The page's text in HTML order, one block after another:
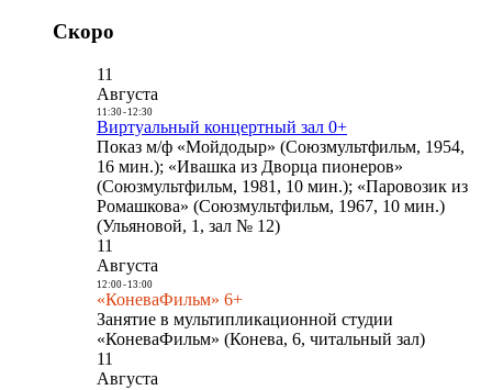
Скоро
11
Августа
11:30- 12:30
Виртуальный концертный зал 0+
Показ м/ф «Мойдодыр» (Союзмультфильм, 1954,
16 мин.); «Ивашка из Дворца пионеров»
(Союзмультфильм, 1981, 10 мин.); «Паровозик из
Ромашкова» (Союзмультфильм, 1967, 10 мин.)
(Ульяновой, 1, зал № 12)
11
Августа
12:00- 13:00
«КоневаФильм» 6+
Занятие в мультипликационной студии
«КоневаФильм» (Конева, 6, читальный зал)
11
Августа